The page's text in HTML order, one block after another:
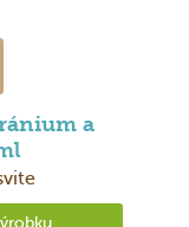
a